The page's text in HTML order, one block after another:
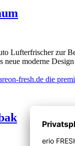
Lufterfrischer zur
moderne